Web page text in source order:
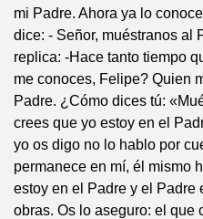
mi Padre. Ahora ya lo
dice: - Señor, muéstranos al
replica: -Hace tanto tiempo
me conoces, Felipe? Quien
Padre. ¿Cómo dices tú:
crees que yo estoy en el
yo os digo no lo hablo por
permanece en mí, él mismo
estoy en el Padre y el Padre
obras. Os lo aseguro: el que